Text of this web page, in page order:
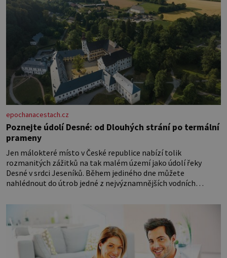
epochanacestach.cz
Poznejte údolí Desné: od Dlouhých strání po termální
prameny
Jen málokteré místo v České republice nabízí tolik
rozmanitých zážitků na tak malém území jako údolí řeky
Desné v srdci Jeseníků. Během jediného dne můžete
nahlédnout do útrob jedné z nejvýznamnějších vodních
koloběžce a den zakončit poznáváním památek ve Velkých
Losinách nebo v termálním